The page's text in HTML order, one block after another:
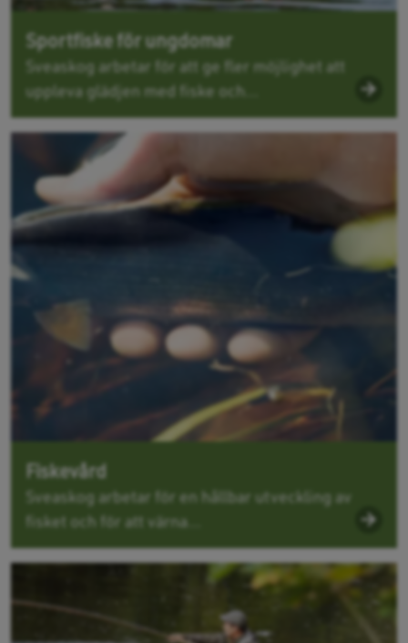
Sportfiske för ungdomar
Sveaskog arbetar för att ge fler möjlighet att
uppleva glädjen med fiske och...
Fiskevård
Sveaskog arbetar för en hållbar utveckling av
fisket och för att värna...